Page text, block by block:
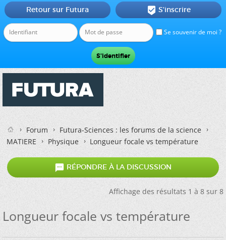
Se souvenir de moi ?
Retour sur Futura  S'inscrire
Forum
Futura-Sciences : les forums de la science
MATIERE
Physique Longueur focale vs température
 RÉPONDRE À LA DISCUSSION
Affichage des résultats 1 à 8 sur 8
Longueur focale vs température